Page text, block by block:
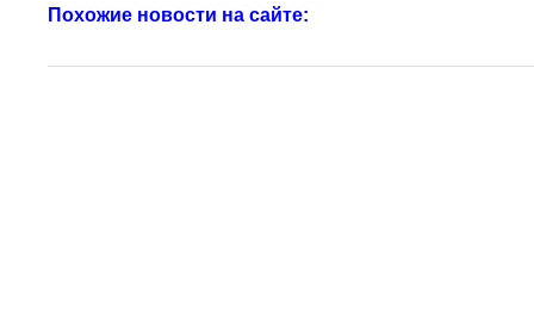
Похожие новости на сайте: